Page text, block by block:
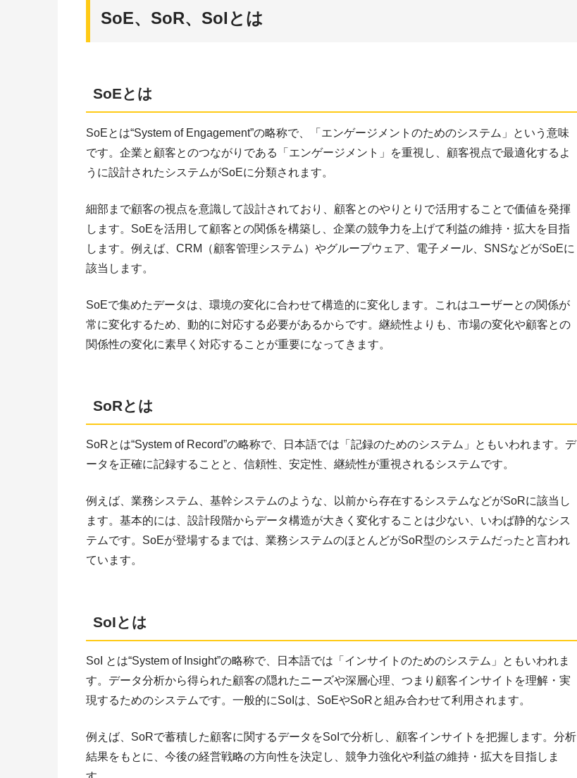
SoE、SoR、SoIとは
SoEとは
SoEとは“System of Engagement”の略称で、「エンゲージメントのためのシステム」という意味
です。企業と顧客とのつながりである「エンゲージメント」を重視し、顧客視点で最適化するよ
うに設計されたシステムがSoEに分類されます。
細部まで顧客の視点を意識して設計されており、顧客とのやりとりで活用することで価値を発揮
します。SoEを活用して顧客との関係を構築し、企業の競争力を上げて利益の維持・拡大を目指
します。例えば、CRM（顧客管理システム）やグループウェア、電子メール、SNSなどがSoEに
該当します。
SoEで集めたデータは、環境の変化に合わせて構造的に変化します。これはユーザーとの関係が
常に変化するため、動的に対応する必要があるからです。継続性よりも、市場の変化や顧客との
関係性の変化に素早く対応することが重要になってきます。
SoRとは
SoRとは“System of Record”の略称で、日本語では「記録のためのシステム」ともいわれます。デ
ータを正確に記録することと、信頼性、安定性、継続性が重視されるシステムです。
例えば、業務システム、基幹システムのような、以前から存在するシステムなどがSoRに該当し
ます。基本的には、設計段階からデータ構造が大きく変化することは少ない、いわば静的なシス
テムです。SoEが登場するまでは、業務システムのほとんどがSoR型のシステムだったと言われ
ています。
SoIとは
SoI とは“System of Insight”の略称で、日本語では「インサイトのためのシステム」ともいわれま
す。データ分析から得られた顧客の隠れたニーズや深層心理、つまり顧客インサイトを理解・実
現するためのシステムです。一般的にSoIは、SoEやSoRと組み合わせて利用されます。
例えば、SoRで蓄積した顧客に関するデータをSoIで分析し、顧客インサイトを把握します。分析
結果をもとに、今後の経営戦略の方向性を決定し、競争力強化や利益の維持・拡大を目指しま